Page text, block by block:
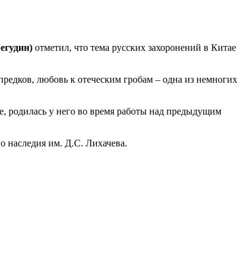
отметил, что тема русских захоронений в Китае
любовь к отеческим гробам – одна из немногих
родилась у него во время работы над предыдущим
наследия им. Д.С. Лихачева.